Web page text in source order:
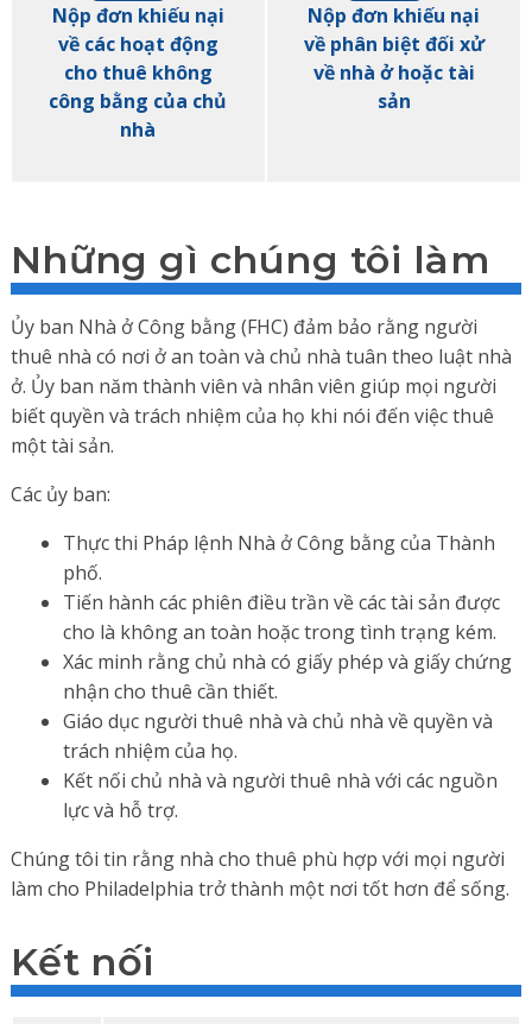
Nộp đơn khiếu nại
về các hoạt động
cho thuê không
công bằng của chủ
nhà
Nộp đơn khiếu nại
về phân biệt đối xử
về nhà ở hoặc tài
sản
Những gì chúng tôi làm
Ủy ban Nhà ở Công bằng (FHC) đảm bảo rằng người
thuê nhà có nơi ở an toàn và chủ nhà tuân theo luật nhà
ở. Ủy ban năm thành viên và nhân viên giúp mọi người
biết quyền và trách nhiệm của họ khi nói đến việc thuê
một tài sản.
Các ủy ban:
Thực thi Pháp lệnh Nhà ở Công bằng của Thành
phố.
Tiến hành các phiên điều trần về các tài sản được
cho là không an toàn hoặc trong tình trạng kém.
Xác minh rằng chủ nhà có giấy phép và giấy chứng
nhận cho thuê cần thiết.
Giáo dục người thuê nhà và chủ nhà về quyền và
trách nhiệm của họ.
Kết nối chủ nhà và người thuê nhà với các nguồn
lực và hỗ trợ.
Chúng tôi tin rằng nhà cho thuê phù hợp với mọi người
làm cho Philadelphia trở thành một nơi tốt hơn để sống.
Kết nối